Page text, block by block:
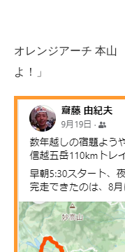
オレンジアーチ 本山
よ！」